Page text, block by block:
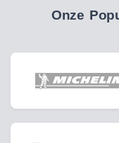
Onze